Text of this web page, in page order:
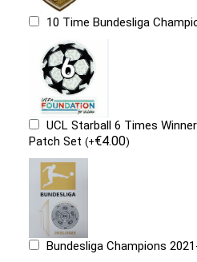
10 Time Bundesliga
UCL Starball 6 Times
Patch Set(+€4.00)
Bundesliga Champions